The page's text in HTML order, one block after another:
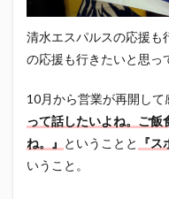
清水エスパルスの応援も
の応援も行きたいと思っ
10月から営業が再開して
って話したいよね。ご飯
ね。』 ということと 『
いうこと。
ガンダム
キンミ
サウナしきじ
サ
ジェフユナイテッド市
セレッソ大阪
ダ
バリ勝男クン。